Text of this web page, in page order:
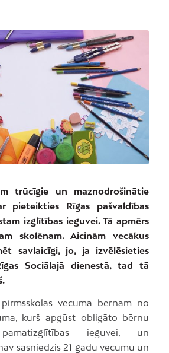
trūcīgie un maznodrošinātie
pieteikties Rīgas pašvaldības
izglītības ieguvei. Tā apmērs
skolēnam. Aicinām vecākus
savlaicīgi, jo, ja izvēlēsieties
Sociālajā dienestā, tad tā
vecuma bērnam no
kurš apgūst obligāto bērnu
pamatizglītības ieguvei, un
sasniedzis 21 gadu vecumu un